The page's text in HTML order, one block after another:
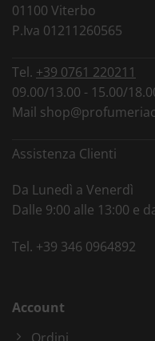
01100 Viterbo
P.Iva 01211260565
Tel. +39 0761 220211
09.00/13.00 - 15.00/
Mail
Assistenza Clienti
Da Lunedì a Venerdì
Dalle 9:00 alle 13:00 e
Tel. +39 346 0964892
Account